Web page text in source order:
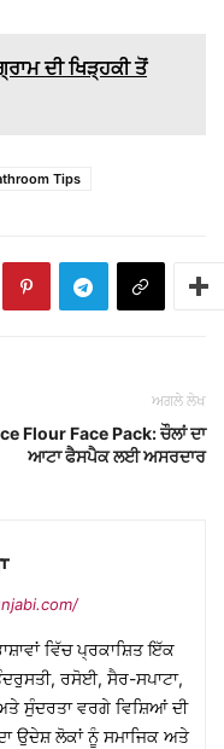
ਦੀ ਖਿੜ੍ਹਕੀ ਤੋਂ
Tips
ਅਗਲੇ ਲੇਖ
Flour Face Pack: ਚੌਲਾਂ ਦਾ
ਆਟਾ ਫੈਸਪੈਕ ਲਈ ਅਸਰਦਾਰ
ਵਿੱਚ ਪ੍ਰਕਾਸ਼ਿਤ ਇੱਕ
ਰਸੋਈ, ਸੈਰ-ਸਪਾਟਾ,
ਸੁੰਦਰਤਾ ਵਰਗੇ ਵਿਸ਼ਿਆਂ ਦੀ
ਉਦੇਸ਼ ਲੋਕਾਂ ਨੂੰ ਸਮਾਜਿਕ ਅਤੇ